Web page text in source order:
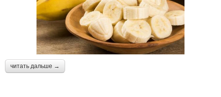
читать дальше →